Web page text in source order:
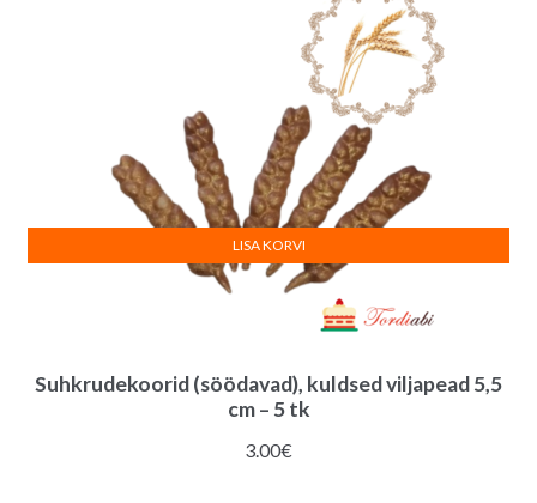
Suhkrudekoorid (söödavad), kuldsed viljapead 5,5
cm – 5 tk
3.00€
LISA KORVI